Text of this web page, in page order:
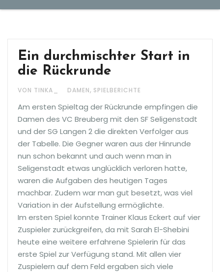
Ein durchmischter Start in
die Rückrunde
VON TINKA_ DAMEN, SPIELBERICHTE
Am ersten Spieltag der Rückrunde empfingen die
Damen des VC Breuberg mit den SF Seligenstadt
und der SG Langen 2 die direkten Verfolger aus
der Tabelle. Die Gegner waren aus der Hinrunde
nun schon bekannt und auch wenn man in
Seligenstadt etwas unglücklich verloren hatte,
waren die Aufgaben des heutigen Tages
machbar. Zudem war man gut besetzt, was viel
Variation in der Aufstellung ermöglichte.
Im ersten Spiel konnte Trainer Klaus Eckert auf vier
Zuspieler zurückgreifen, da mit Sarah El-Shebini
heute eine weitere erfahrene Spielerin für das
erste Spiel zur Verfügung stand. Mit allen vier
Zuspielern auf dem Feld ergaben sich viele